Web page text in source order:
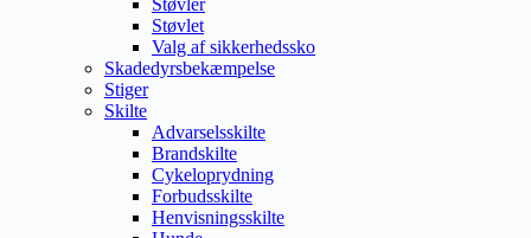
Støvlet
Valg af sikkerhedssko
Skadedyrsbekæmpelse
Stiger
Skilte
Advarselsskilte
Brandskilte
Cykeloprydning
Forbudsskilte
Henvisningsskilte